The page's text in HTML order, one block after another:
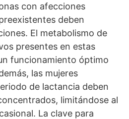
con afecciones
deben
El metabolismo de
presentes en estas
funcionamiento óptimo
las mujeres
de lactancia deben
limitándose al
La clave para